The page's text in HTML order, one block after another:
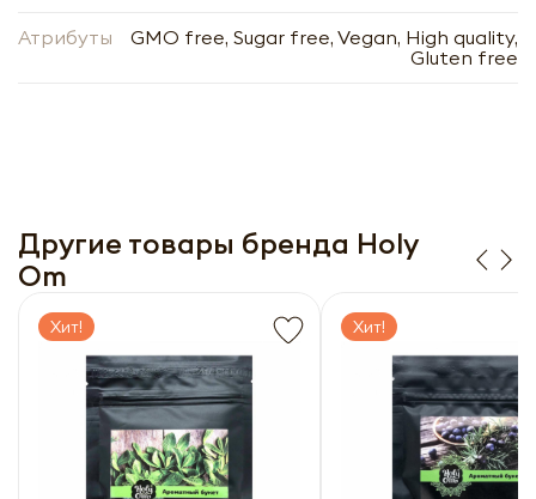
Атрибуты
GMO free, Sugar free, Vegan, High quality,
Gluten free
Другие товары бренда Holy
Om
Хит! Хит!
| Холи Ом 30г
- +
Нажимая кнопку «Оформить», я даю своё согласие